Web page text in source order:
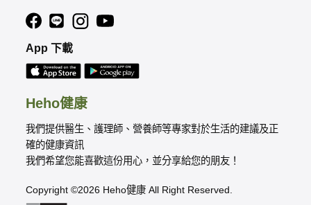
Heho健康
我們提供醫生、護理師、營養師等專家對於生活的建議及正
確的健康資訊
我們希望您能喜歡這份用心，並分享給您的朋友！
Copyright ©2026 Heho健康 All Right Reserved.
App 下載